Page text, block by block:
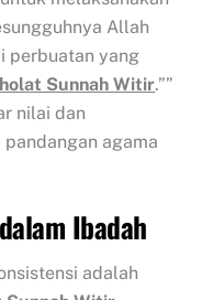
Allah
perbuatan yang
Sunnah Witir.””
nilai dan
agama
Ibadah
adalah